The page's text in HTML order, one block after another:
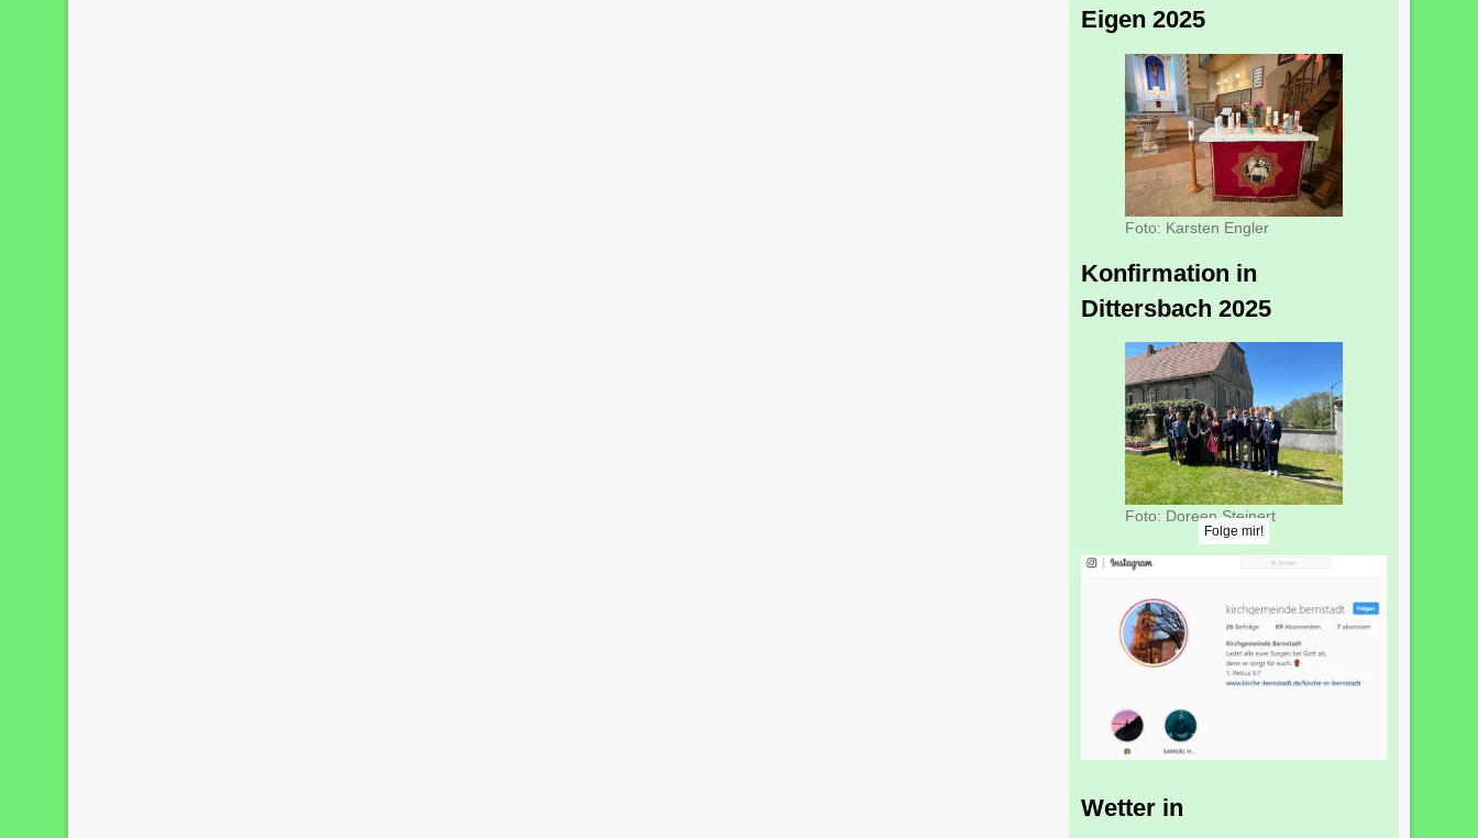
Eigen 2025
Foto: Karsten Engler
Konfirmation in
Dittersbach 2025
Foto: Doreen Steinert
Folge mir!
Wetter in